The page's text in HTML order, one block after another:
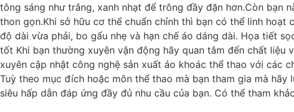
tông sáng như trắng, xanh nhạt để trông đầy đặn hơn.Còn bạn
thon gọn.Khi sở hữu cơ thể chuẩn chỉnh thì bạn có thể linh
độ dài vừa phải, bo gấu nhẹ và hạn chế áo dáng dài. Họa tiết
tốt Khi bạn thường xuyên vận động hãy quan tâm đến chất
xuyên cập nhật công nghệ sản xuất áo khoác thể thao với các
Tuỳ theo mục đích hoặc môn thể thao mà bạn tham gia mà
siêu hấp dẫn đáp ứng đầy đủ nhu cầu của bạn. Có thể tham